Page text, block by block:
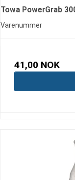
Towa PowerGrab
Varenummer
41,00 NOK